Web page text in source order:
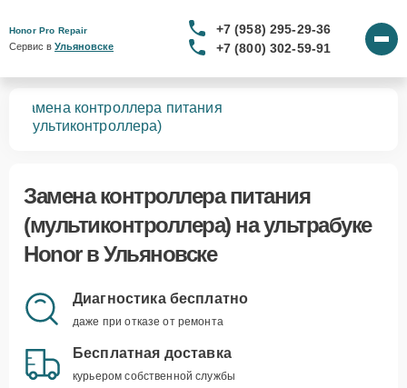
Honor Pro Repair
Сервис в Ульяновске
+7 (958) 295-29-36
+7 (800) 302-59-91
Замена контроллера питания
(мультиконтроллера)
Замена контроллера питания
(мультиконтроллера)на ультрабуке
Honor в Ульяновске
Диагностика бесплатно
даже при отказе от ремонта
Бесплатная доставка
курьером собственной службы